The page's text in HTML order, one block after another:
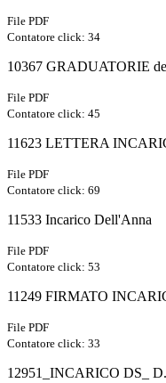
File PDF
Contatore click: 34
10367 GRADUATORIE
File PDF
Contatore click: 45
11623 LETTERA
File PDF
Contatore click: 69
11533 Incarico Dell'Anna
File PDF
Contatore click: 53
11249 FIRMATO
File PDF
Contatore click: 33
12951_INCARICO DS_